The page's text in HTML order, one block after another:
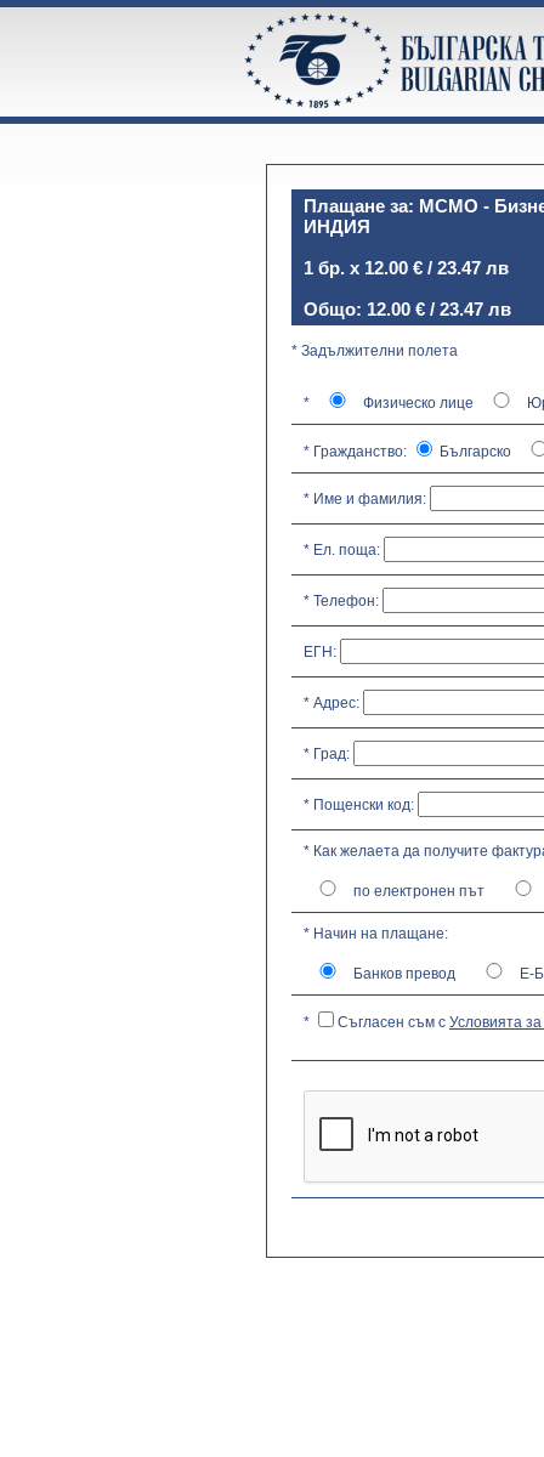
Плащане за: MCMO -
ИНДИЯ
1 бр. х 12.00 € / 23.47 лв
Общо: 12.00 € / 23.47 лв
* Задължителни полета
* Физическо лице
* Гражданство: Българско
* Име и фамилия:
* Ел. поща:
* Телефон:
ЕГН:
* Адрес:
* Град:
* Пощенски код:
* Как желаета да получите
по електронен път
* Начин на плащане:
Банков превод Е-
* Съгласен съм с Условията